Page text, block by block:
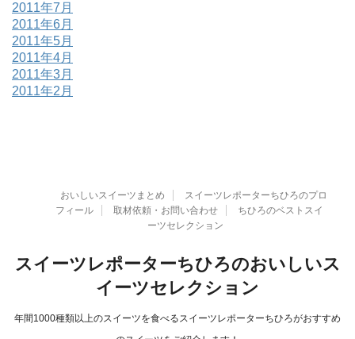
2011年7月
2011年6月
2011年5月
2011年4月
2011年3月
2011年2月
おいしいスイーツまとめ
スイーツレポーターちひろのプロ
フィール
取材依頼・お問い合わせ
ちひろのベストスイ
ーツセレクション
スイーツレポーターちひろのおいしいス
イーツセレクション
年間1000種類以上のスイーツを食べるスイーツレポーターちひろがおすすめ